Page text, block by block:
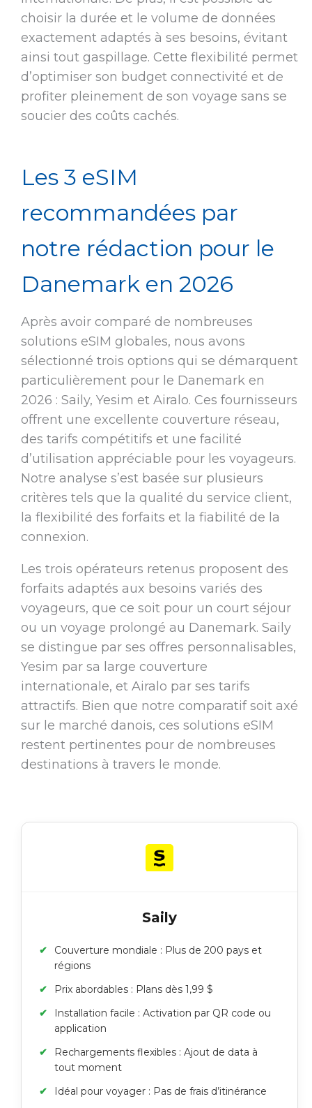
choisir la durée et le volume de données
exactement adaptés à ses besoins, évitant
ainsi tout gaspillage. Cette flexibilité permet
d’optimiser son budget connectivité et de
profiter pleinement de son voyage sans se
soucier des coûts cachés.
Les 3 eSIM
recommandées par
notre rédaction pour le
Danemark en 2026
Après avoir comparé de nombreuses
solutions eSIM globales, nous avons
sélectionné trois options qui se démarquent
particulièrement pour le Danemark en
2026 : Saily, Yesim et Airalo. Ces fournisseurs
offrent une excellente couverture réseau,
des tarifs compétitifs et une facilité
d’utilisation appréciable pour les voyageurs.
Notre analyse s’est basée sur plusieurs
critères tels que la qualité du service client,
la flexibilité des forfaits et la fiabilité de la
connexion.
Les trois opérateurs retenus proposent des
forfaits adaptés aux besoins variés des
voyageurs, que ce soit pour un court séjour
ou un voyage prolongé au Danemark. Saily
se distingue par ses offres personnalisables,
Yesim par sa large couverture
internationale, et Airalo par ses tarifs
attractifs. Bien que notre comparatif soit axé
sur le marché danois, ces solutions eSIM
restent pertinentes pour de nombreuses
destinations à travers le monde.
Saily
Couverture mondiale : Plus de 200 pays et
régions
Prix abordables : Plans dès 1,99 $
Installation facile : Activation par QR code ou
application
Rechargements flexibles : Ajout de data à
tout moment
Idéal pour voyager : Pas de frais d’itinérance